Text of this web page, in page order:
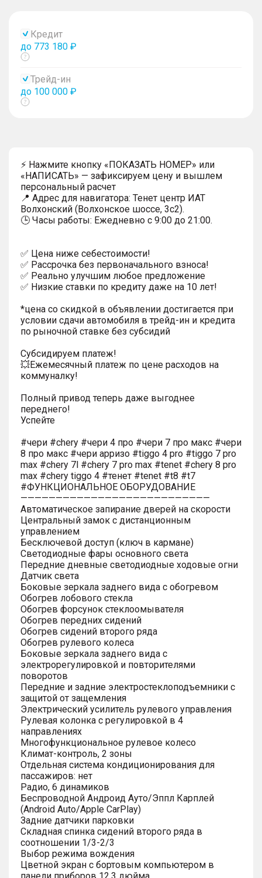
Кредит
до 773 180 ₽
Показать
Трейд-ин
до 100 000 ₽
Показать
⚡ Нажмите кнопку «ПОКАЗАТЬ НОМЕР» или
«НАПИСАТЬ» — зафиксируем цену и вышлем
персональный расчет
📍 Адрес для навигатора: Тенет центр ИАТ
Волхонский (Волхонское шоссе, 3с2).
🕒 Часы работы: Ежедневно с 9:00 до 21:00.
✅ Цена ниже себестоимости!
✅ Рассрочка без первоначального взноса!
✅ Реально улучшим любое предложение
✅ Низкие ставки по кредиту даже на 10 лет!
*цена со скидкой в объявлении достигается при
условии сдачи автомобиля в трейд-ин и кредита
по рыночной ставке без субсидий
Субсидируем платеж!
💥Ежемесячный платеж по цене расходов на
коммуналку!
Полный привод теперь даже выгоднее
переднего!
Успейте
#чери #chery #чери 4 про #чери 7 про макс #чери
8 про макс #чери арризо #tiggo 4 pro #tiggo 7 pro
max #chery 7l #chery 7 pro max #tenet #chery 8 pro
max #chery tiggo 4 #тенет #tenet #t8 #t7
#ФУНКЦИОНАЛЬНОЕ ОБОРУДОВАНИЕ
———————————————————————————
Автоматическое запирание дверей на скорости
Центральный замок с дистанционным
управлением
Бесключевой доступ (ключ в кармане)
Светодиодные фары основного света
Передние дневные светодиодные ходовые огни
Датчик света
Боковые зеркала заднего вида с обогревом
Обогрев лобового стекла
Обогрев форсунок стеклоомывателя
Обогрев передних сидений
Обогрев сидений второго ряда
Обогрев рулевого колеса
Боковые зеркала заднего вида с
электрорегулировкой и повторителями
поворотов
Передние и задние электростеклоподъемники с
защитой от защемления
Электрический усилитель рулевого управления
Рулевая колонка с регулировкой в 4
направлениях
Многофункциональное рулевое колесо
Климат-контроль, 2 зоны
Отдельная система кондиционирования для
пассажиров: нет
Радио, 6 динамиков
Беспроводной Андроид Ауто/Эппл Карплей
(Android Auto/Apple CarPlay)
Задние датчики парковки
Складная спинка сидений второго ряда в
соотношении 1/3-2/3
Выбор режима вождения
Цветной экран с бортовым компьютером в
панели приборов 12.3 дюйма